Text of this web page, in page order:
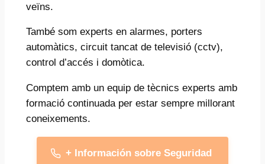
veïns.
També som experts en alarmes, porters
automàtics, circuit tancat de televisió (cctv),
control d’accés i domòtica.
Comptem amb un equip de tècnics experts amb
formació continuada per estar sempre millorant
coneixements.
+ Información sobre Seguridad